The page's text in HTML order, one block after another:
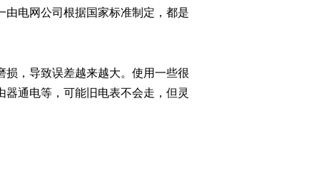
电网公司根据国家标准制定，都是
损，导致误差越来越大。使用一些很
通电等，可能旧电表不会走，但灵